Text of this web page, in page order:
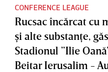
CONFERENCE LEAGUE
Rucsac încărcat cu
şi alte substanţe,
Stadionul ”Ilie
Beitar Ierusalim -